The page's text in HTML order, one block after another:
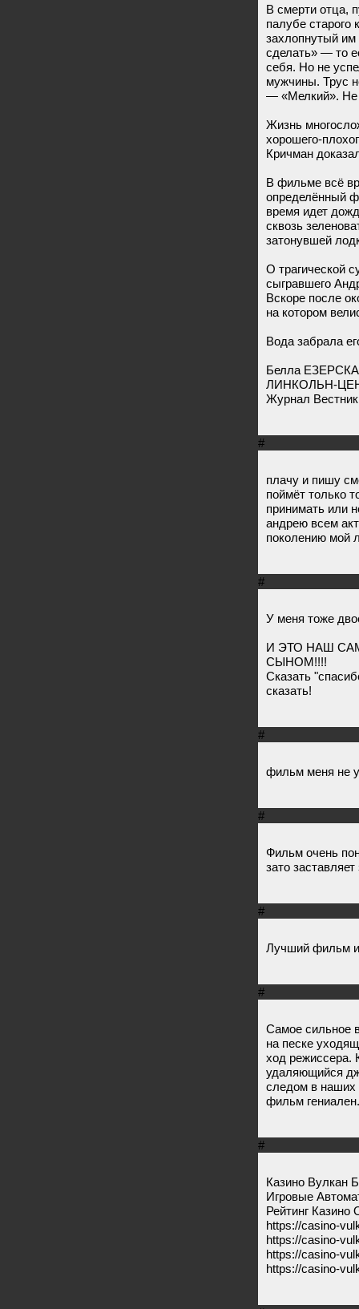
В смерти отца,
палубе старого
захлопнутый
сделать» — то
себя. Но не
мужчины. Трус
— «Мелкий».
Жизнь
хорошего-
Кричман
В фильме всё
определённый
время идет
сквозь
затонувшей
О трагической
сыгравшего
Вскоре после
на котором
Вода забрала
Белла
ЛИНКОЛЬН-
Журнал Вестник
#
плачу и пишу
поймёт только
принимать или
андрею всем
поколению мой
#
У меня тоже
И ЭТО НАШ
СЫНОМ!!!!
Сказать
сказать!
#
фильм меня не
#
Фильм очень
зато
#
Лучший фильм
#
Самое сильное
на песке
ход режиссера.
удаляющийся
следом в наших
фильм гениален.
#
Казино Вулкан
Игровые
Рейтинг Казино
https://casino-
https://casino-
https://casino-
https://casino-